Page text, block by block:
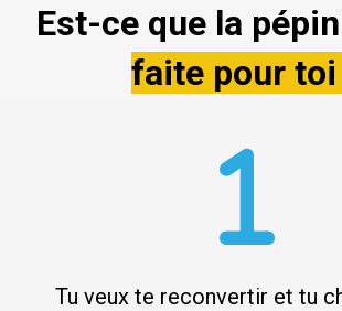
Est-ce que la
faite pour toi
Tu veux te reconvertir et tu